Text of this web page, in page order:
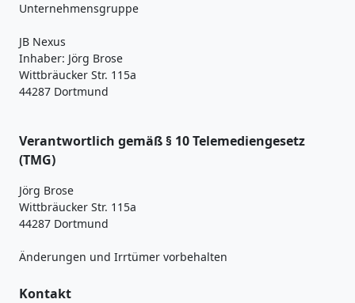
Unternehmensgruppe
JB Nexus
Inhaber: Jörg Brose
Wittbräucker Str. 115a
44287 Dortmund
Verantwortlich gemäß § 10 Telemediengesetz
(TMG)
Jörg Brose
Wittbräucker Str. 115a
44287 Dortmund
Änderungen und Irrtümer vorbehalten
Kontakt